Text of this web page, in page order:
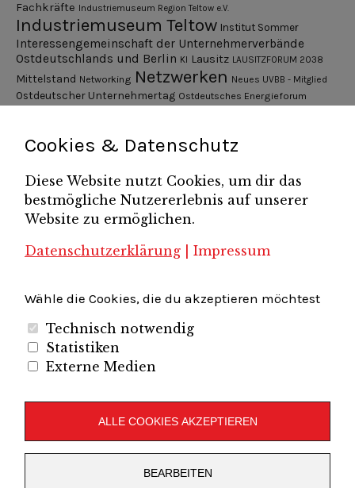
Fachkräfte Industriemuseum Region Teltow e.V.
Industriemuseum Teltow Institut Sommer
Interessengemeinschaft der Unternehmerverbände
Ostdeutschlands und Berlin KI Lausitz LAUSITZFORUM 2038
Mittelstand Networking Netzwerken Neues UVBB - Mitglied
Ostdeutscher Unternehmertag Ostdeutsches Energieforum
Pressemitteilung
Unternehmerfrühstück
Brandenburg-Berlin e.V.
Unternehmerverband Sachsen e.V. Unternehmervereinigung Uckermark
Unternehmervereinigung Uckermark e.V.
Wirtschaftshof Spandau e.V. Volkswirtschaftlicher Dialog
Unternehmerverband Brandenburg-Berlin e.V.
Folgen Sie uns auf
LinkedInInstagram
Slideshare
Youtube
Cookies & Datenschutz
Diese Website nutzt Cookies, um dir das
bestmögliche Nutzererlebnis auf unserer
Website zu ermöglichen.
Datenschutzerklärung
Impressum
Wähle die Cookies, die du akzeptieren möchtest
Technisch notwendig
Statistiken
Externe Medien
ALLE COOKIES AKZEPTIEREN
BEARBEITEN